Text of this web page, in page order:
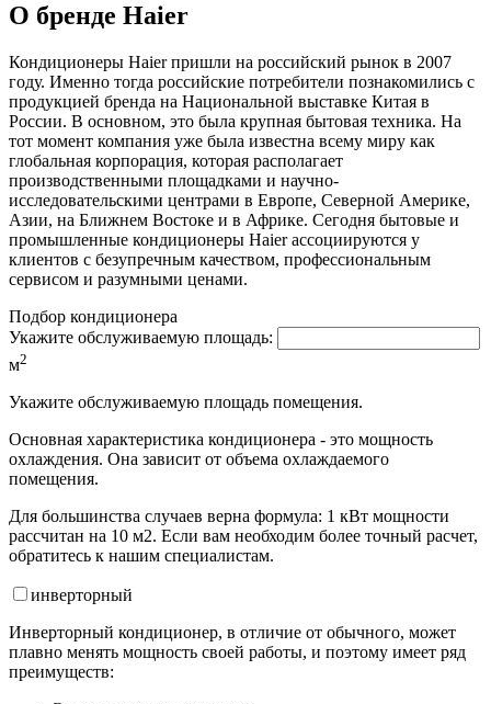
О бренде Haier
Кондиционеры Haier пришли на российский рынок в 2007
году. Именно тогда российские потребители познакомились с
продукцией бренда на Национальной выставке Китая в
России. В основном, это была крупная бытовая техника. На
тот момент компания уже была известна всему миру как
глобальная корпорация, которая располагает
производственными площадками и научно-
исследовательскими центрами в Европе, Северной Америке,
Азии, на Ближнем Востоке и в Африке. Сегодня бытовые и
промышленные кондиционеры Haier ассоциируются у
клиентов с безупречным качеством, профессиональным
сервисом и разумными ценами.
Подбор кондиционера
Укажите обслуживаемую площадь:
м2
Укажите обслуживаемую площадь помещения.
Основная характеристика кондиционера - это мощность
охлаждения. Она зависит от объема охлаждаемого
помещения.
Для большинства случаев верна формула: 1 кВт мощности
рассчитан на 10 м2. Если вам необходим более точный расчет,
обратитесь к нашим специалистам.
инверторный
Инверторный кондиционер, в отличие от обычного, может
плавно менять мощность своей работы, и поэтому имеет ряд
преимуществ: